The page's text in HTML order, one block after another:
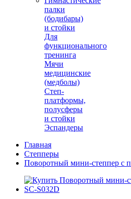
палки
(бодибары)
и стойки
Для
функционального
тренинга
Мячи
медицинские
(медболы)
Степ-
платформы,
полусферы
и стойки
Эспандеры
Главная
Степперы
Поворотный мини-степпер с